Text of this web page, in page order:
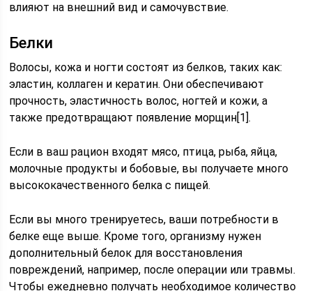
влияют на внешний вид и самочувствие.
Белки
Волосы, кожа и ногти состоят из белков, таких как:
эластин, коллаген и кератин. Они обеспечивают
прочность, эластичность волос, ногтей и кожи, а
также предотвращают появление морщин[1].
Если в ваш рацион входят мясо, птица, рыба, яйца,
молочные продукты и бобовые, вы получаете много
высококачественного белка с пищей.
Если вы много тренируетесь, ваши потребности в
белке еще выше. Кроме того, организму нужен
дополнительный белок для восстановления
повреждений, например, после операции или травмы.
Чтобы ежедневно получать необходимое количество